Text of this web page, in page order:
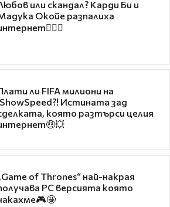
или скандал? Карди Би и
Окойе разпалиха
ли FIFA милиони на
Истината зад
която разтърси целия
of Thrones“ най-накрая
PC версията която